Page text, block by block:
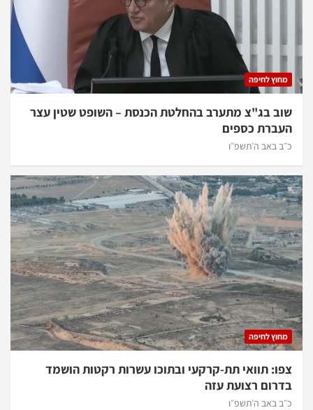
מחוץ לחיפה
שוב בג"צ מתערב בהחלטת הכנסת – השופט שטין עצר
העברת כספים
כ״ב באב ה׳תשפ״ו
מחוץ לחיפה
צפו: תוואי תת-קרקעי ובתוכו עשרות רקטות הושמד
בדרום רצועת עזה
כ״ב באב ה׳תשפ״ו